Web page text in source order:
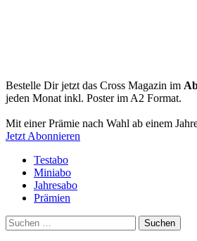
Bestelle Dir jetzt das Cross Magazin im
jeden Monat inkl. Poster im A2 Format.
Mit einer Prämie nach Wahl ab einem
Jetzt Abonnieren
Testabo
Miniabo
Jahresabo
Prämien
Suchen
nach: